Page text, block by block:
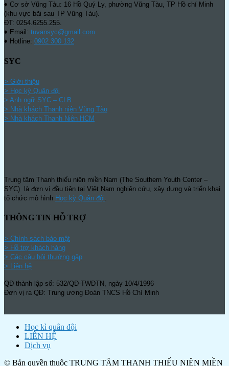
♦ Cơ sở Vũng Tàu: 16 Hồ Quý Ly, phường Vũng Tàu, TP Hồ chí Minh
(khu vực bãi sau TP Vũng Tàu).
ĐT: 0254.6255.255.
♦ Email: tuvansyc@gmail.com
♦ Hotline: 0902 300 132
SYC
> Giới thiệu
> Học kỳ Quân đội
> Anh ngữ SYC – CLB
> Nhà khách Thanh niên Vũng Tàu
> Nhà khách Thanh Niên HCM
Trung tâm Thanh thiếu niên miền Nam (The Southern Youth Center –
SYC) là đơn vị đầu tiên tại Việt Nam nghiên cứu, xây dựng và triển khai
tổ chức mô hình Học kỳ Quân đội
THÔNG TIN HỖ TRỢ
> Chính sách bảo mật
> Hỗ trợ khách hàng
> Các câu hỏi thường gặp
> Liên hệ
QĐ thành lập số: 532/QĐ-TWĐTN, ngày 10/4/1996
Đơn vị ra QĐ: Trung ương Đoàn TNCS Hồ Chí Minh
Học kì quân đội
LIÊN HỆ
Dịch vụ
© Bản quyền thuộc TRUNG TÂM THANH THIẾU NIÊN MIỀN